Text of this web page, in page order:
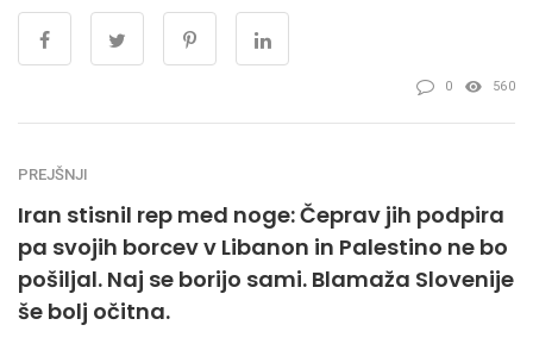
0 560
PREJŠNJI
Iran stisnil rep med noge: Čeprav jih podpira
pa svojih borcev v Libanon in Palestino ne bo
pošiljal. Naj se borijo sami. Blamaža Slovenije
še bolj očitna.